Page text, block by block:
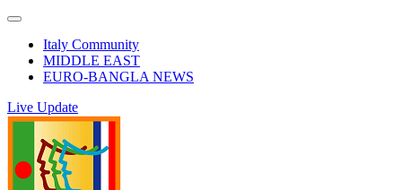
Italy Community
MIDDLE EAST
EURO-BANGLA NEWS
Live Update